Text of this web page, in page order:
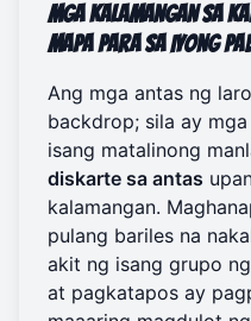
Mga Kalamangan sa
Mapa para sa Iyong
Ang mga antas ng
backdrop; sila ay
isang matalinong
diskarte sa antas
kalamangan.
pulang bariles na
akit ng isang grupo
at pagkatapos ay